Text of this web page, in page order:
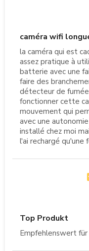
caméra wifi
la caméra qui est
assez pratique à
batterie avec une
faire des
détecteur de
fonctionner cette
mouvement qui
avec une
installé chez moi
l'ai rechargé qu'une
Top Produkt
Empfehlenswert für